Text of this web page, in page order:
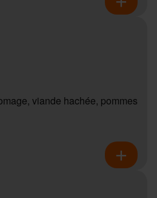
viande hachée, pommes